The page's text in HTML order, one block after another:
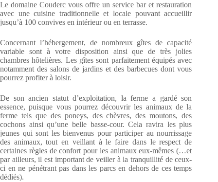
Le domaine Couderc vous offre un service bar et restauration
avec une cuisine traditionnelle et locale pouvant accueillir
jusqu’à 100 convives en intérieur ou en terrasse.
Concernant l’hébergement, de nombreux gîtes de capacité
variable sont à votre disposition ainsi que de très jolies
chambres hôtelières. Les gîtes sont parfaitement équipés avec
notamment des salons de jardins et des barbecues dont vous
pourrez profiter à loisir.
De son ancien statut d’exploitation, la ferme a gardé son
essence, puisque vous pourrez découvrir les animaux de la
ferme tels que des poneys, des chèvres, des moutons, des
cochons ainsi qu’une belle basse-cour. Cela ravira les plus
jeunes qui sont les bienvenus pour participer au nourrissage
des animaux, tout en veillant à le faire dans le respect de
certaines règles de confort pour les animaux eux-mêmes (…et
par ailleurs, il est important de veiller à la tranquillité de ceux-
ci en ne pénétrant pas dans les parcs en dehors de ces temps
dédiés).